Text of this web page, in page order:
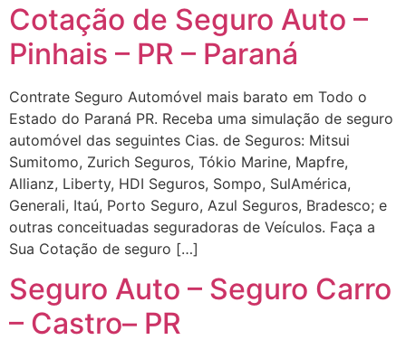
Cotação de Seguro Auto –
Pinhais – PR – Paraná
Contrate Seguro Automóvel mais barato em Todo o
Estado do Paraná PR. Receba uma simulação de seguro
automóvel das seguintes Cias. de Seguros: Mitsui
Sumitomo, Zurich Seguros, Tókio Marine, Mapfre,
Allianz, Liberty, HDI Seguros, Sompo, SulAmérica,
Generali, Itaú, Porto Seguro, Azul Seguros, Bradesco; e
outras conceituadas seguradoras de Veículos. Faça a
Sua Cotação de seguro […]
Seguro Auto – Seguro Carro
– Castro– PR